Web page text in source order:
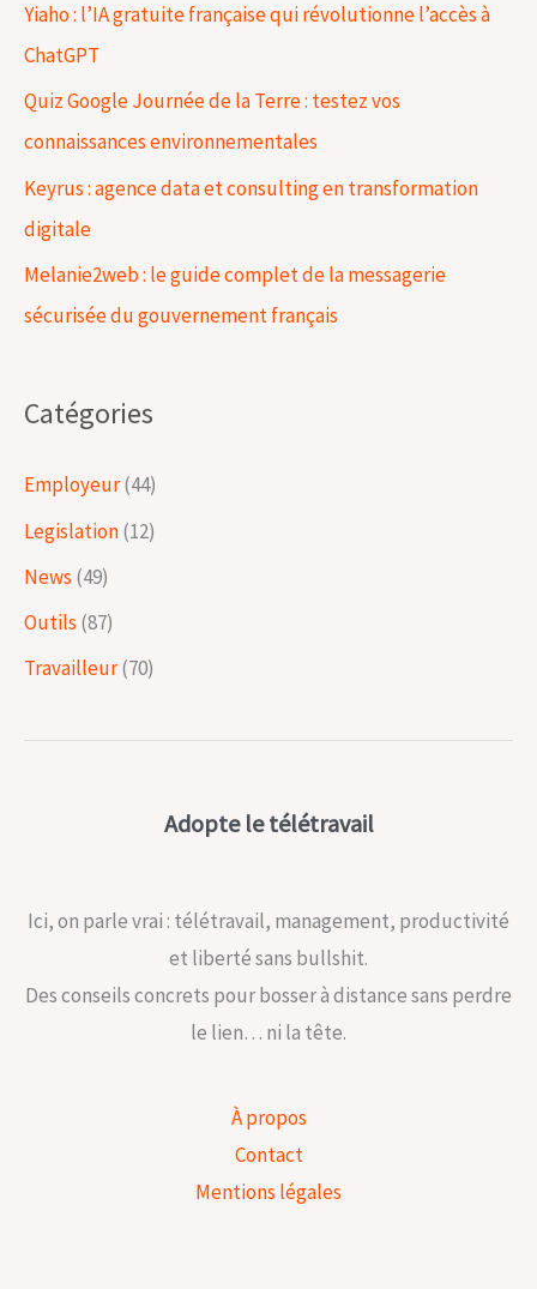
h
e
r
:
Yiaho : l’IA gratuite française qui révolutionne l’accès à
ChatGPT
Quiz Google Journée de la Terre : testez vos
connaissances environnementales
Keyrus : agence data et consulting en transformation
digitale
Melanie2web : le guide complet de la messagerie
sécurisée du gouvernement français
Catégories
Employeur(44)
Legislation(12)
News (49)
Outils (87)
Travailleur(70)
Adopte le télétravail
Ici, on parle vrai : télétravail, management, productivité
et liberté sans bullshit.
Des conseils concrets pour bosser à distance sans perdre
le lien… ni la tête.
À propos
Contact
Mentions légales